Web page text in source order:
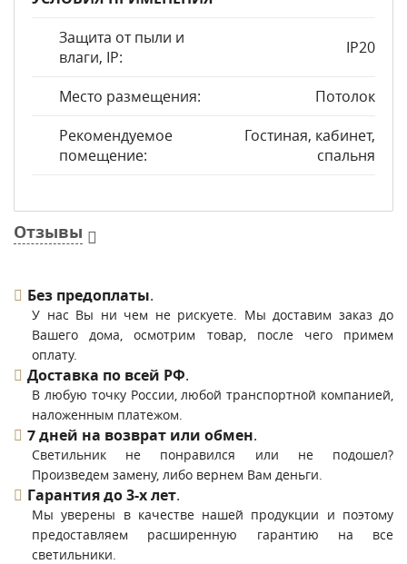
Защита от пыли и
влаги, IP:
IP20
Место размещения:
Потолок
Рекомендуемое
помещение:
Гостиная, кабинет,
спальня
Отзывы
Без предоплаты.
У нас Вы ни чем не рискуете. Мы доставим заказ до
Вашего дома, осмотрим товар, после чего примем
оплату.
Доставка по всей РФ.
В любую точку России, любой транспортной компанией,
наложенным платежом.
7 дней на возврат или обмен.
Светильник не понравился или не подошел?
Произведем замену, либо вернем Вам деньги.
Гарантия до 3-х лет.
Мы уверены в качестве нашей продукции и поэтому
предоставляем расширенную гарантию на все
светильники.